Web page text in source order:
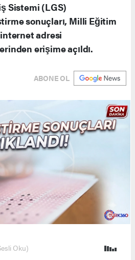
Sistemi (LGS)
sonuçları, Milli Eğitim
internet adresi
erişime açıldı.
ABONE OL
Oku)